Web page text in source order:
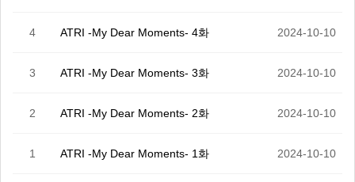
4 ATRI -My Dear Moments- 4화 2024-10-10
3 ATRI -My Dear Moments- 3화 2024-10-10
2 ATRI -My Dear Moments- 2화 2024-10-10
1 ATRI -My Dear Moments- 1화 2024-10-10